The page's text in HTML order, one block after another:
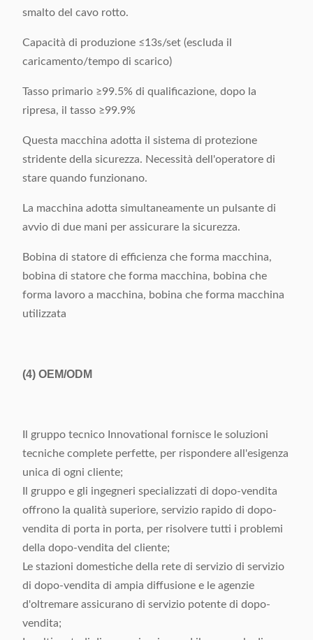
smalto del cavo rotto.
Capacità di produzione ≤13s/set (escluda il
caricamento/tempo di scarico)
Tasso primario ≥99.5% di qualificazione, dopo la
ripresa, il tasso ≥99.9%
Questa macchina adotta il sistema di protezione
stridente della sicurezza. Necessità dell'operatore di
stare quando funzionano.
La macchina adotta simultaneamente un pulsante di
avvio di due mani per assicurare la sicurezza.
Bobina di statore di efficienza che forma macchina,
bobina di statore che forma macchina, bobina che
forma lavoro a macchina, bobina che forma macchina
utilizzata
(4) OEM/ODM
Il gruppo tecnico Innovational fornisce le soluzioni
tecniche complete perfette, per rispondere all'esigenza
unica di ogni cliente;
Il gruppo e gli ingegneri specializzati di dopo-vendita
offrono la qualità superiore, servizio rapido di dopo-
vendita di porta in porta, per risolvere tutti i problemi
della dopo-vendita del cliente;
Le stazioni domestiche della rete di servizio di servizio
di dopo-vendita di ampia diffusione e le agenzie
d'oltremare assicurano di servizio potente di dopo-
vendita;